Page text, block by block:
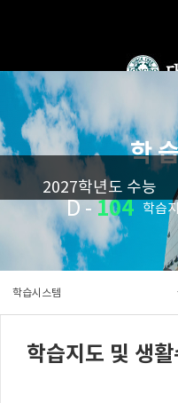
2027학년도 수능
D - 104
학
학습
학습시스템
학습지도 및 생활